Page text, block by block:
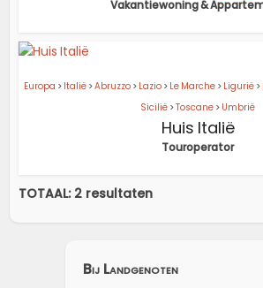
Vakantiewoning &
Europa > Italië >Abruzzo > Lazio > Le Marche > Ligurië >
Sicilië >Toscane > Umbrië
Huis Italië
Touroperator
TOTAAL: 2 resultaten
Bij Landgenoten